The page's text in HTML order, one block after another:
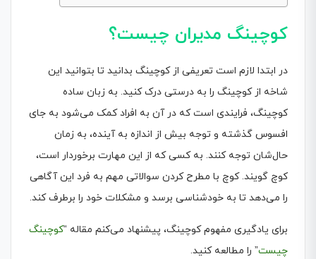
کوچینگ مدیران چیست؟
در ابتدا لازم است تعریفی از کوچینگ بدانید تا بتوانید این
شاخه از کوچینگ را به درستی درک کنید. به زبان ساده
کوچینگ، فرایندی است که در آن به افراد کمک می‌شود به جای
افسوس گذشته و توجه بیش از اندازه به آینده، به زمان
حال‌شان توجه کنند. به کسی که از این مهارت برخوردار است،
کوچ گویند. کوچ با مطرح کردن سوالاتی مهم به فرد این آگاهی
را می‌دهد تا به خودشناسی برسد و مشکلات‌ خود را برطرف کند.
برای یادگیری مفهوم کوچینگ، پیشنهاد می‌کنم مقاله “کوچینگ
چیست” را مطالعه کنید.